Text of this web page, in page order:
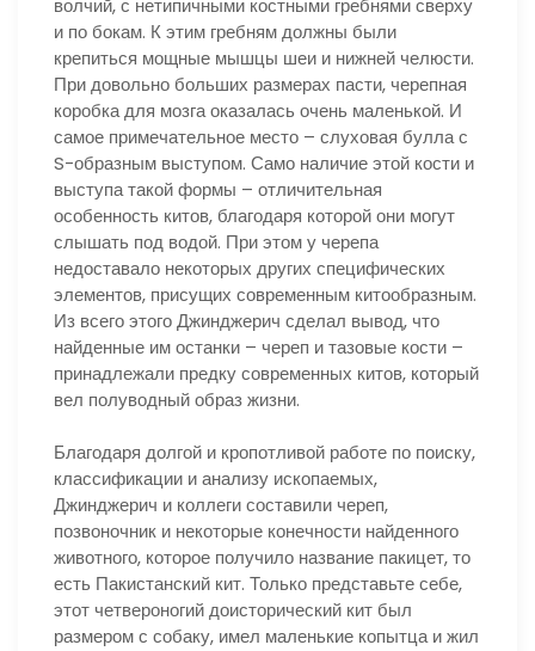
и по бокам. К этим гребням должны были
крепиться мощные мышцы шеи и нижней челюсти.
При довольно больших размерах пасти, черепная
коробка для мозга оказалась очень маленькой. И
самое примечательное место – слуховая булла с
S-образным выступом. Само наличие этой кости и
выступа такой формы – отличительная
особенность китов, благодаря которой они могут
слышать под водой. При этом у черепа
недоставало некоторых других специфических
элементов, присущих современным китообразным.
Из всего этого Джинджерич сделал вывод, что
найденные им останки – череп и тазовые кости –
принадлежали предку современных китов, который
вел полуводный образ жизни.
Благодаря долгой и кропотливой работе по поиску,
классификации и анализу ископаемых,
Джинджерич и коллеги составили череп,
позвоночник и некоторые конечности найденного
животного, которое получило название пакицет, то
есть Пакистанский кит. Только представьте себе,
этот четвероногий доисторический кит был
размером с собаку, имел маленькие копытца и жил